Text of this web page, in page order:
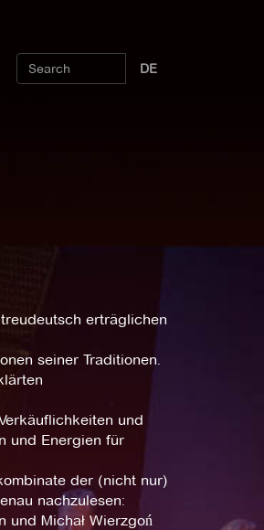
DE
erträglichen
seiner Traditionen.
und
und Energien für
der (nicht nur)
nachzulesen:
und Michał Wierzgoń